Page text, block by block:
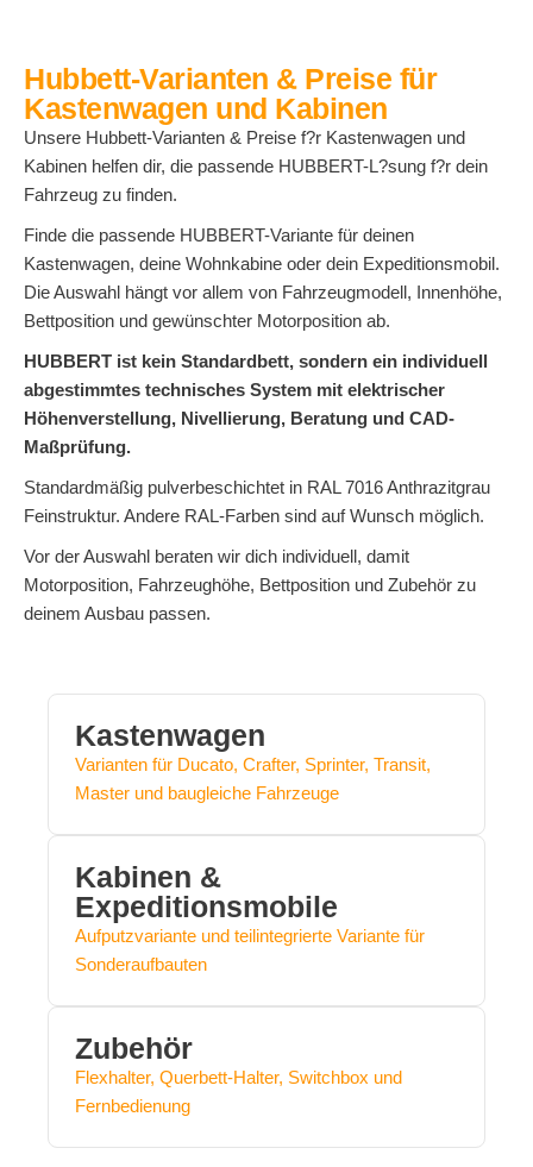
Hubbett-Varianten & Preise für
Kastenwagen und Kabinen
Unsere Hubbett-Varianten & Preise f?r Kastenwagen und
Kabinen helfen dir, die passende HUBBERT-L?sung f?r dein
Fahrzeug zu finden.
Finde die passende HUBBERT-Variante für deinen
Kastenwagen, deine Wohnkabine oder dein Expeditionsmobil.
Die Auswahl hängt vor allem von Fahrzeugmodell, Innenhöhe,
Bettposition und gewünschter Motorposition ab.
HUBBERT ist kein Standardbett, sondern ein individuell
abgestimmtes technisches System mit elektrischer
Höhenverstellung, Nivellierung, Beratung und CAD-
Maßprüfung.
Standardmäßig pulverbeschichtet in RAL 7016 Anthrazitgrau
Feinstruktur. Andere RAL-Farben sind auf Wunsch möglich.
Vor der Auswahl beraten wir dich individuell, damit
Motorposition, Fahrzeughöhe, Bettposition und Zubehör zu
deinem Ausbau passen.
Kastenwagen
Varianten für Ducato, Crafter, Sprinter, Transit,
Master und baugleiche Fahrzeuge
Kabinen &
Expeditionsmobile
Aufputzvariante und teilintegrierte Variante für
Sonderaufbauten
Zubehör
Flexhalter, Querbett-Halter, Switchbox und
Fernbedienung